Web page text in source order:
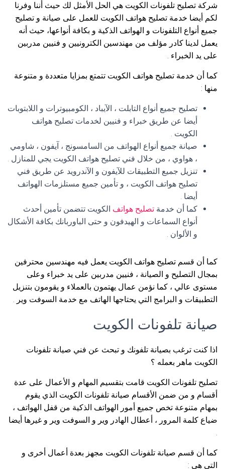
شركة تصليح تلفونات الكويت هي الحل الأمثل لك حيث أننا وفرنا
لكم أيضا خدمة تصليح هواتف الكويت للعمل على صيانة و تصليح
جميع أنواع التلفونات و الهواتف الذكية و بكافة أنواعها، حيث أنه
يعمل لدينا كادر مؤلف من مهندسين الكترونيين و فنيين مدربين
على يد الخبراء .
كما أن خدمة تصليح هواتف الكويت تتمتع بمزايا متعددة و متنوعة
منها :
تصليح جميع أنواع التابلت ، الآيباد ، الكومبيوترات و اللابتوبات
أيضا عن طريق خبراء و فنيين لخدمات تصليح هواتف
الكويت .
صيانة جميع أنواع الهواتف من السامسونج ، آيفون ، شاومي
، هواوي ، من خلال فني تصليح هواتف الكويت يجي للمنازل .
تنزيل جميع التطبيقات للآيفون و الآندرويد عن طريق فني
تصليح هواتف الكويت ، و تأمين جميع مستلزمات الهواتف
أيضا .
كما أن خدمة تصليح هواتف الكويت تتضمن تأمين أحدث
أنواع السماعات و الهيدفون و حتى الباوربانك بكافة الأشكال
و الألوان .
كما أن قسم تصليح هواتف الكويت يعمل فيه مهندسين محترفين
بمجال التصليح و الصيانة ، فنيين مدربين على يد خبراء وعلى
مستوى عالي ، كما نؤمن عمال يهتمون بالعملاء و يقومون بتنزيل
التطبيقات و البرامج التي يحتاجها الهاتف مع خدمة السوفت وير .
صيانة تلفونات الكويت
اذا كنت ترغب بصيانة تلفونك و تبحث عن فني صيانة تلفونات
الكويت ماهر بعمله ؟
تصليح تلفونات الكويت قامت بتقسيم المهام و الأعمال على عدة
أقسام و من ضمن الأقسام صيانة تلفونات الكويت الذي يقوم
بمهام متنوعة تخص جميع أمور الهواتف الذكية من قفل الهواتف ،
ضياع كلمة المرور ، أعطال الهادر وير و السوفت وير و غيرها أيضا
.
كما أن قسم صيانة تلفونات الكويت مجهز بعدة أعمال أخرى و
التي هي :